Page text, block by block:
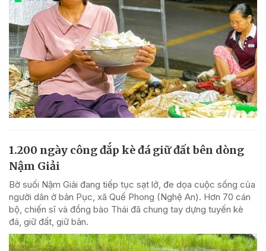
1.200 ngày công đắp kè đá giữ đất bên dòng
Nậm Giải
Bờ suối Nậm Giải đang tiếp tục sạt lở, đe dọa cuộc sống của
người dân ở bản Pục, xã Quế Phong (Nghệ An). Hơn 70 cán
bộ, chiến sĩ và đồng bào Thái đã chung tay dựng tuyến kè
đá, giữ đất, giữ bản.